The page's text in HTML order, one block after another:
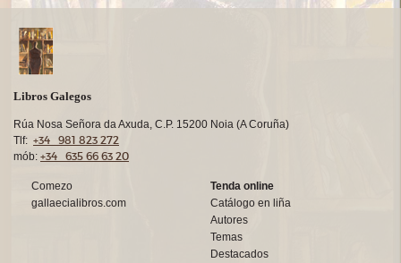
Libros Galegos
Rúa Nosa Señora da Axuda, C.P. 15200 Noia (A Coruña)
Tlf: +34 981 823 272
mób: +34 635 66 63 20
Comezo
gallaecialibros.com
Tenda online
Catálogo en liña
Autores
Temas
Destacados